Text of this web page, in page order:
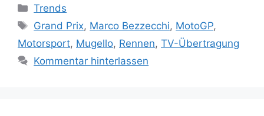
Kategorien
Trends
Schlagwörter
Grand Prix, Marco Bezzecchi, MotoGP,
Motorsport, Mugello, Rennen, TV-Übertragung
Kommentar hinterlassen